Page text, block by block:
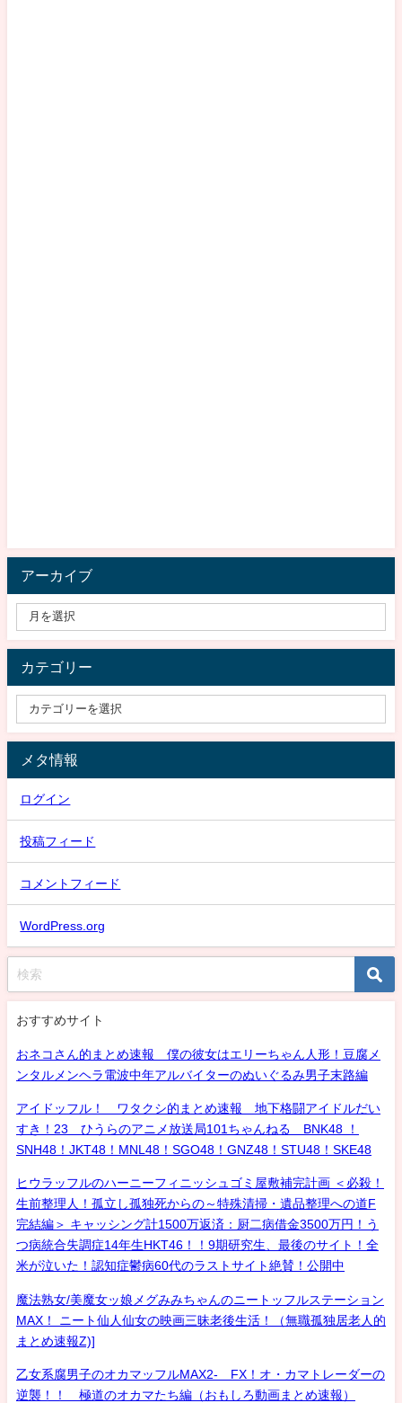
アーカイブ
カテゴリー
メタ情報
ログイン
投稿フィード
コメントフィード
WordPress.org
おすすめサイト
おネコさん的まとめ速報 僕の彼女はエリーちゃん人形！豆腐メ
ンタルメンヘラ電波中年アルバイターのぬいぐるみ男子末路編
アイドッフル！ ワタクシ的まとめ速報 地下格闘アイドルだい
すき！23 ひうらのアニメ放送局101ちゃんねる BNK48 ！
SNH48！JKT48！MNL48！SGO48！GNZ48！STU48！SKE48
ヒウラッフルのハーニーフィニッシュゴミ屋敷補完計画 ＜必殺！
生前整理人！孤立し孤独死からの～特殊清掃・遺品整理への道F
完結編＞ キャッシング計1500万返済：厨二病借金3500万円！う
つ病統合失調症14年生HKT46！！9期研究生、最後のサイト！全
米が泣いた！認知症鬱病60代のラストサイト絶賛！公開中
魔法熟女/美魔女ッ娘メグみみちゃんのニートッフルステーション
MAX！ ニート仙人仙女の映画三昧老後生活！（無職孤独居老人的
まとめ速報Z)]
乙女系腐男子のオカマッフルMAX2- FX！オ・カマトレーダーの
逆襲！！ 極道のオカマたち編（おもしろ動画まとめ速報）